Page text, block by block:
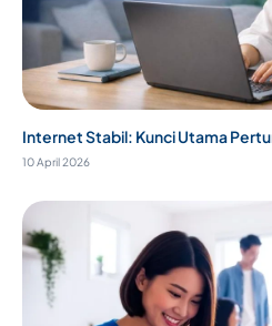
Internet Stabil: Kunci Utama
10 April 2026